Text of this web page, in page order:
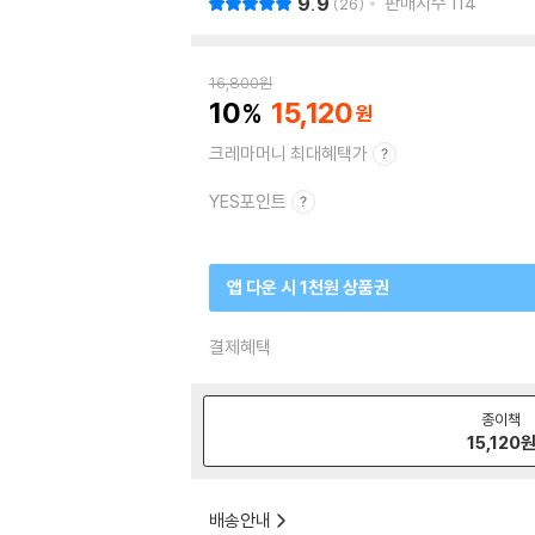
16,800원
10 15,120
크레마머니 최대혜택가
YES포인트
앱 다운 시 1천원 상품권
결제혜택
종이책
15,120원
배송안내